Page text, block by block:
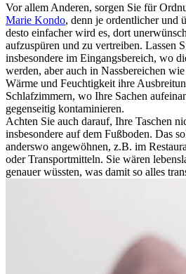
Vor allem Anderen, sorgen Sie für
Marie Kondo, denn je ordentlicher und
desto einfacher wird es, dort
aufzuspüren und zu vertreiben. Lassen
insbesondere im Eingangsbereich, wo
werden, aber auch in Nassbereichen
Wärme und Feuchtigkeit ihre
Schlafzimmern, wo Ihre Sachen
gegenseitig kontaminieren.
Achten Sie auch darauf, Ihre Taschen
insbesondere auf dem Fußboden. Das
anderswo angewöhnen, z.B. im
oder Transportmitteln. Sie wären
genauer wüssten, was damit so alles